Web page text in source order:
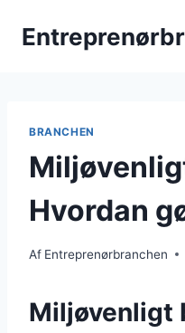
BRANCHEN
Hvordan
Af Entreprenørbranchen
Miljøvenligt